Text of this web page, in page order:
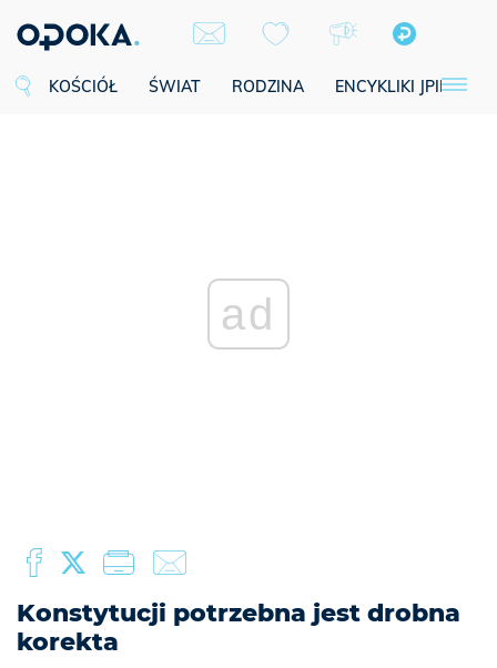
KOŚCIÓŁ ŚWIAT RODZINA ENCYKLIKI JPII
ad
Konstytucji potrzebna jest drobna
korekta